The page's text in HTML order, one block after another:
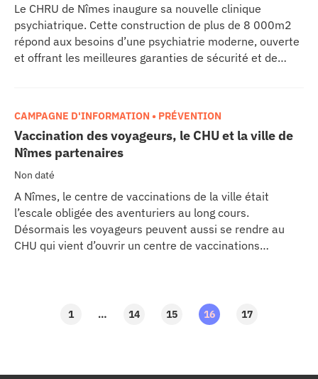
Le CHRU de Nîmes inaugure sa nouvelle clinique
psychiatrique. Cette construction de plus de 8 000m2
répond aux besoins d’une psychiatrie moderne, ouverte
et offrant les meilleures garanties de sécurité et de
le cas dans la majorité des établissements français-
mais de de la spécialité psychiatrique dont il relève.
Deux nouvelles unités ont été créées : la clinique de la
psychologie médicale de la personne âgée et celle du
d’accueil supplémentaire de 40 lits.
Vaccination des voyageurs, le CHU et la ville de
Nîmes partenaires
Non daté
CAMPAGNE D'INFORMATION • PRÉVENTION
A Nîmes, le centre de vaccinations de la ville était
l’escale obligée des aventuriers au long cours.
Désormais les voyageurs peuvent aussi se rendre au
CHU qui vient d’ouvrir un centre de vaccinations
1 … 14 15 16 17